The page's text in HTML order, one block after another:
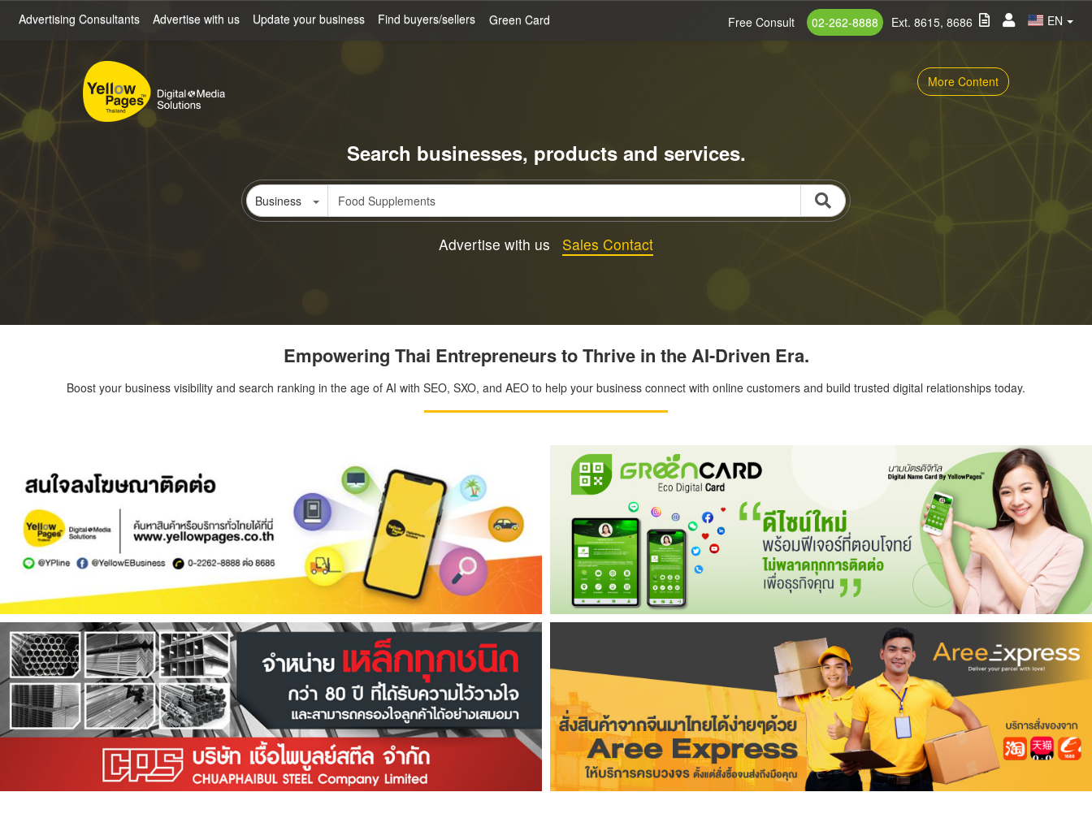
Advertising Consultants Advertise with us Update your business Find buyers/sellers Green Card EN
Free Consult 02-262-8888 Ext. 8615, 8686
More Content
Search businesses, products and services.
Business
Advertise with us Sales Contact
Empowering Thai Entrepreneurs to Thrive in the AI-Driven Era.
Boost your business visibility and search ranking in the age of AI with SEO, SXO, and AEO to help your business connect with online customers and build trusted digital relationships today.